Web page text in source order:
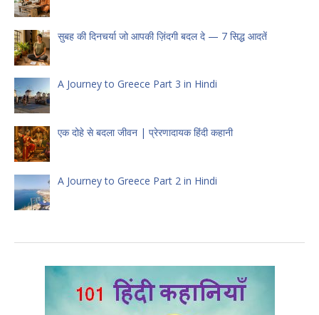
सुबह की दिनचर्या जो आपकी ज़िंदगी बदल दे — 7 सिद्ध आदतें
A Journey to Greece Part 3 in Hindi
एक दोहे से बदला जीवन | प्रेरणादायक हिंदी कहानी
A Journey to Greece Part 2 in Hindi